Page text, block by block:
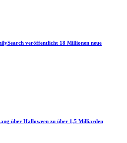
veröffentlicht 18 Millionen neue
über Halloween zu über 1,5 Milliarden